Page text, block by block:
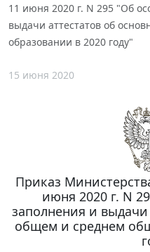
11 июня 2020 г. N 295 "Об
выдачи аттестатов об
образовании в 2020 году"
15 июня 2020
Приказ
июня 2020 г. N
заполнения и выдачи
общем и среднем